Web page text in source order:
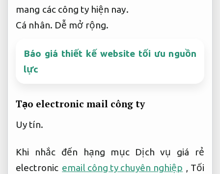
mang các công ty hiện nay.
Cá nhân. Dễ mở rộng.
Báo giá thiết kế website tối ưu nguồn
lực
Tạo electronic mail công ty
Uy tín.
Khi nhắc đến hạng mục Dịch vụ giá rẻ
electronic email công ty chuyên nghiệp , Tối